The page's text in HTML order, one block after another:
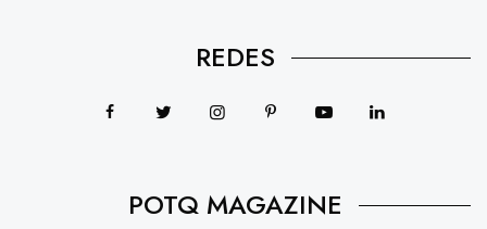
REDES
POTQ MAGAZINE